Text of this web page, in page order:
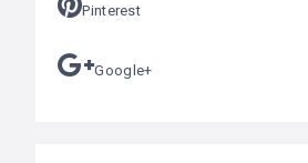
Pinterest
Google+